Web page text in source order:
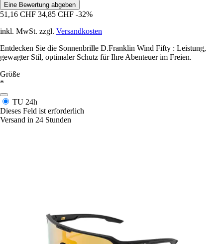
Eine Bewertung abgeben
51,16 CHF 34,85 CHF -32%
inkl. MwSt. zzgl. Versandkosten
Entdecken Sie die Sonnenbrille D.Franklin Wind Fifty : Leistung,
gewagter Stil, optimaler Schutz für Ihre Abenteuer im Freien.
Größe
*
TU 24h
Dieses Feld ist erforderlich
Versand in 24 Stunden